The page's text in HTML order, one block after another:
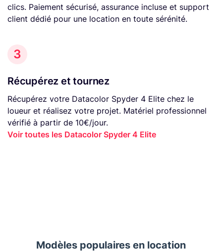
clics. Paiement sécurisé, assurance incluse et support
client dédié pour une location en toute sérénité.
3
Récupérez et tournez
Récupérez votre Datacolor Spyder 4 Elite chez le
loueur et réalisez votre projet. Matériel professionnel
vérifié à partir de 10€/jour.
Voir toutes les Datacolor Spyder 4 Elite
Modèles populaires en location